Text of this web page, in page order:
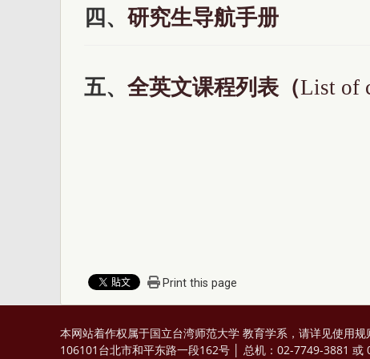
四、研究生导航手册
五、全英文课程列表 （List of
Print this page
本网站着作权属于国立台湾师范大学 教育学系，请详见使用规
106101台北市和平东路一段162号 │ 总机：02-7749-3881